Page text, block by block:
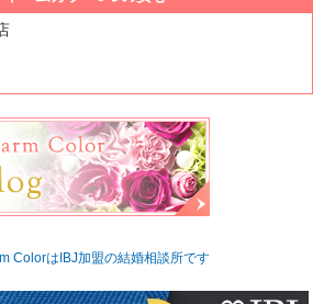
ColorはIBJ加盟の結婚相談所です